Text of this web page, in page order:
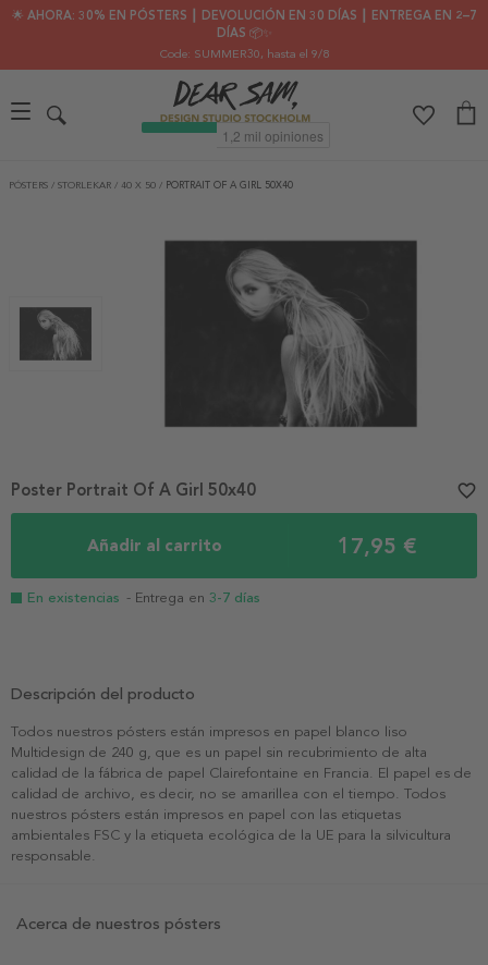
🌟 AHORA: 30% EN PÓSTERS ┃ DEVOLUCIÓN EN 30 DÍAS ┃ ENTREGA EN 2–7
DÍAS 📦✨
Code: SUMMER30, hasta el 9/8
PÓSTERS / STORLEKAR / 40 X 50 / PORTRAIT OF A GIRL 50X40
Añadir al carrito 17,95 €
En existencias - Entrega en 3-7 días
Poster Portrait Of A Girl 50x40 favorite_border
Descripción del producto
Todos nuestros pósters están impresos en papel blanco liso
Multidesign de 240 g, que es un papel sin recubrimiento de alta
calidad de la fábrica de papel Clairefontaine en Francia. El papel es de
calidad de archivo, es decir, no se amarillea con el tiempo. Todos
nuestros pósters están impresos en papel con las etiquetas
ambientales FSC y la etiqueta ecológica de la UE para la silvicultura
responsable.
Acerca de nuestros pósters